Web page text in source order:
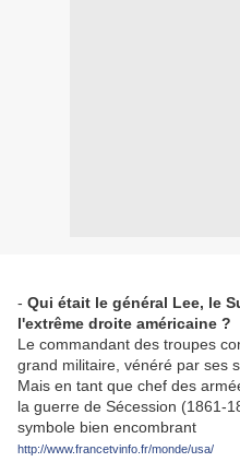
- Qui était le général Lee, le
l'extrême droite américaine ?
Le commandant des troupes
grand militaire, vénéré par ses
Mais en tant que chef des
la guerre de Sécession (1861-
symbole bien encombrant
http://www.francetvinfo.fr/monde/usa/